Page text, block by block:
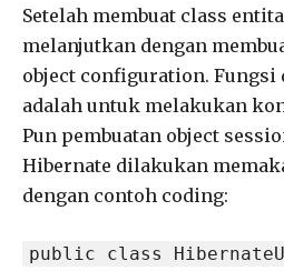
Setelah membuat class
melanjutkan dengan
object configuration. Fungsi
adalah untuk melakukan
Pun pembuatan object
Hibernate dilakukan
dengan contoh coding:
public class